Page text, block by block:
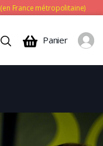
(en France métropolitaine)
Panier